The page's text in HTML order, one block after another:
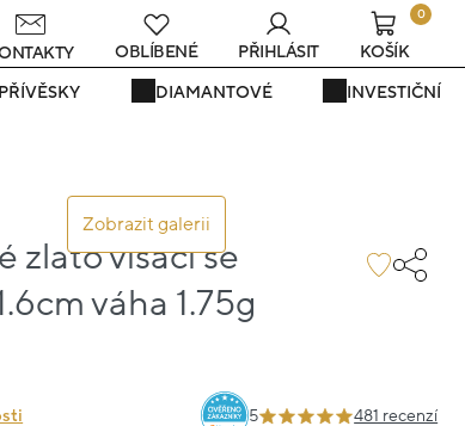
PŘÍVĚSKY DIAMANTOVÉ INVESTIČNÍ
OBLÍBENÉ PŘIHLÁSIT
0
KOŠÍK
Zobrazit galerii
zlato visací se
váha 1.75g
5 481 recenzí